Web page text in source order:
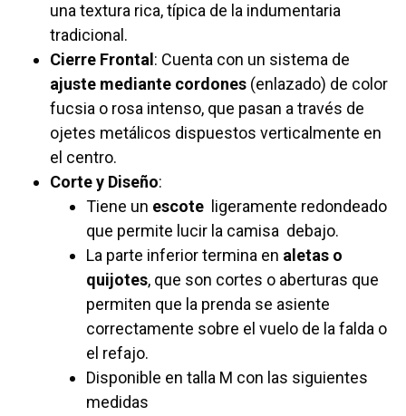
una textura rica, típica de la indumentaria
tradicional.
Cierre Frontal : Cuenta con un sistema de
ajuste mediante cordones (enlazado) de color
fucsia o rosa intenso, que pasan a través de
ojetes metálicos dispuestos verticalmente en
el centro.
Corte y Diseño:
Tiene un escote
ligeramente redondeado
que permite lucir la camisa debajo.
La parte inferior termina en aletas o
quijotes, que son cortes o aberturas que
permiten que la prenda se asiente
correctamente sobre el vuelo de la falda o
el refajo.
Disponible en talla M con las siguientes
medidas